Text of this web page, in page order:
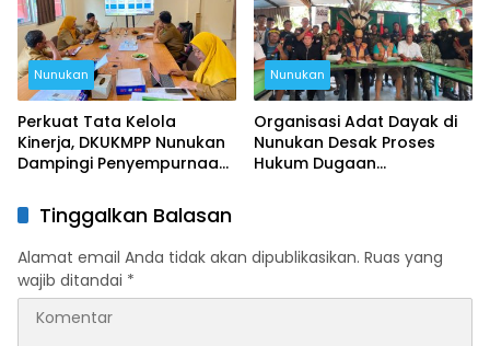
Nunukan
Perkuat Tata Kelola
Kinerja, DKUKMPP Nunukan
Dampingi Penyempurnaan
Bidang
Nunukan
Organisasi Adat Dayak di
Nunukan Desak Proses
Hukum Dugaan
Tinggalkan Balasan
Alamat email Anda tidak akan dipublikasikan. Ruas yang
wajib ditandai *